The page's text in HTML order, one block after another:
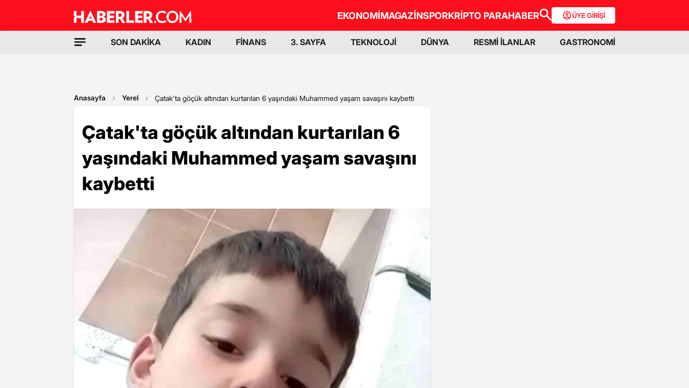
EKONOMİMAGAZİNSPORKRİPTO PARAHABER ÜYE GİRİŞİ
SON DAKİKA KADIN FİNANS 3. SAYFA TEKNOLOJİ DÜNYA RESMİ İLANLAR GASTRONOMİ
Anasayfa Yerel Çatak'ta göçük altından kurtarılan 6 yaşındaki Muhammed yaşam savaşını kaybetti
Çatak'ta göçük altından kurtarılan 6
yaşındaki Muhammed yaşam savaşını
kaybetti